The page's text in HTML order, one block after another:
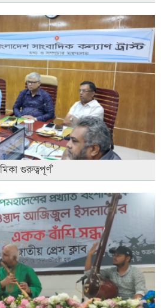
গুরুত্বপূর্ণ’